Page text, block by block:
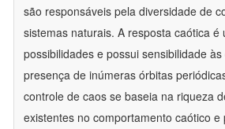
são responsáveis pela diversidade de
sistemas naturais. A resposta caótica é
possibilidades e possui sensibilidade
presença de inúmeras órbitas
controle de caos se baseia na riqueza
existentes no comportamento caótico e